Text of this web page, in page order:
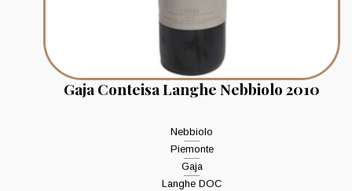
Gaja Conteisa Langhe Nebbiolo 2010
Nebbiolo
Piemonte
Gaja
Langhe DOC